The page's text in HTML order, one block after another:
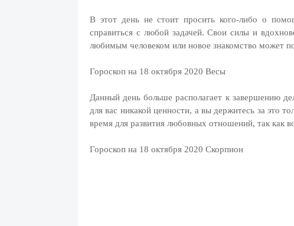
В этот день не стоит просить кого-либо о
справиться с любой задачей. Свои силы и
любимым человеком или новое знакомство может
Гороскоп на 18 октября 2020 Весы
Данный день больше располагает к завершению
для вас никакой ценности, а вы держитесь за это
время для развития любовных отношений, так как
Гороскоп на 18 октября 2020 Скорпион